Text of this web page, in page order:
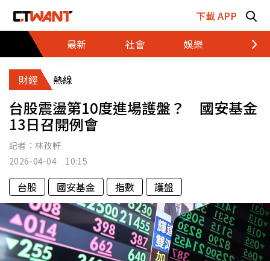
下載 APP
最新
社會 娛樂 財經
財經 熱線
台股震盪第10度進場護盤？ 國安基金
13日召開例會
記者： 林孜軒
2026-04-04 10:15
台股 國安基金 指數 護盤